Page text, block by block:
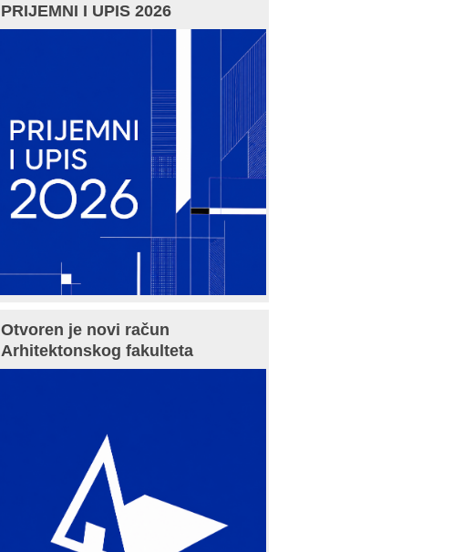
PRIJEMNI I UPIS 2026
Otvoren je novi račun
Arhitektonskog fakulteta